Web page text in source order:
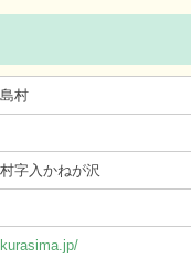
村
字入かねが沢